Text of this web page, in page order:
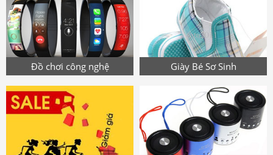
Đồ chơi công nghệ Giày Bé Sơ Sinh